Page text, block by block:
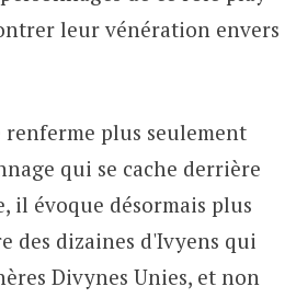
leur vénération envers
renferme plus seulement
qui se cache derrière
il évoque désormais plus
des dizaines d'Ivyens qui
Divynes Unies, et non